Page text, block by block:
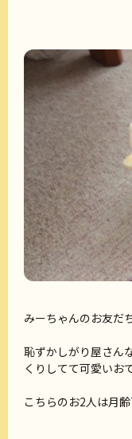
みーちゃんのお友だ
恥ずかしがり屋さん
くりしてて可愛いお
こちらのお2人は月